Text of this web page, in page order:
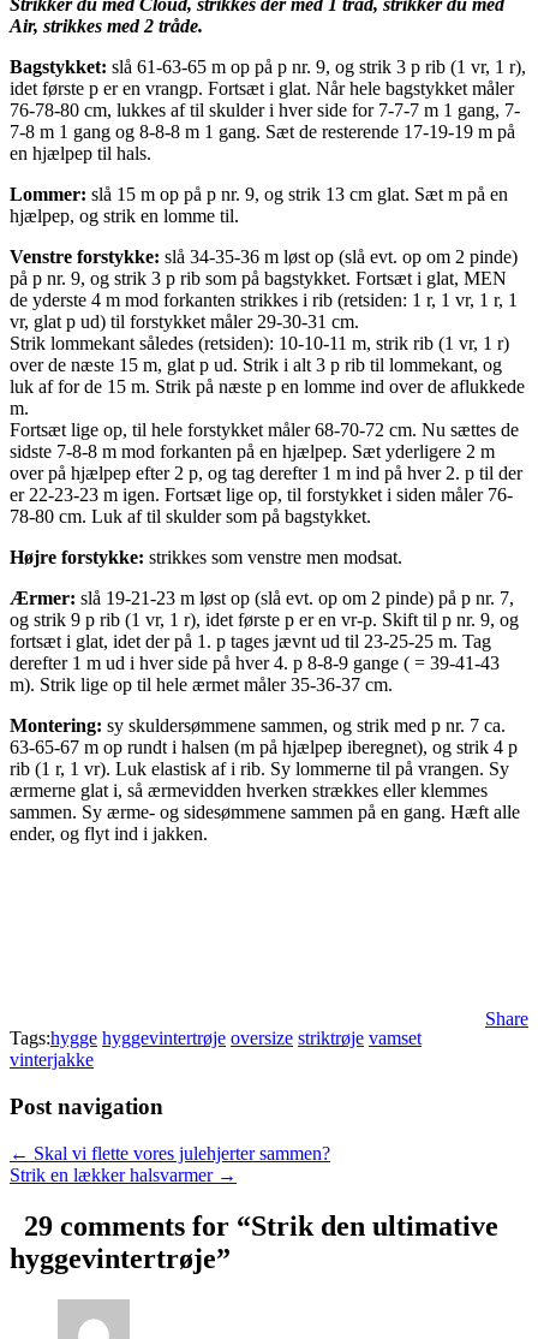
Strikker du med Cloud, strikkes der med 1 tråd, strikker du med
Air, strikkes med 2 tråde.
Bagstykket: slå 61-63-65 m op på p nr. 9, og strik 3 p rib (1 vr, 1 r),
idet første p er en vrangp. Fortsæt i glat. Når hele bagstykket måler
76-78-80 cm, lukkes af til skulder i hver side for 7-7-7 m 1 gang, 7-
7-8 m 1 gang og 8-8-8 m 1 gang. Sæt de resterende 17-19-19 m på
en hjælpep til hals.
Lommer: slå 15 m op på p nr. 9, og strik 13 cm glat. Sæt m på en
hjælpep, og strik en lomme til.
Venstre forstykke: slå 34-35-36 m løst op (slå evt. op om 2 pinde)
på p nr. 9, og strik 3 p rib som på bagstykket. Fortsæt i glat, MEN
de yderste 4 m mod forkanten strikkes i rib (retsiden: 1 r, 1 vr, 1 r, 1
vr, glat p ud) til forstykket måler 29-30-31 cm.
Strik lommekant således (retsiden): 10-10-11 m, strik rib (1 vr, 1 r)
over de næste 15 m, glat p ud. Strik i alt 3 p rib til lommekant, og
luk af for de 15 m. Strik på næste p en lomme ind over de aflukkede
m.
Fortsæt lige op, til hele forstykket måler 68-70-72 cm. Nu sættes de
sidste 7-8-8 m mod forkanten på en hjælpep. Sæt yderligere 2 m
over på hjælpep efter 2 p, og tag derefter 1 m ind på hver 2. p til der
er 22-23-23 m igen. Fortsæt lige op, til forstykket i siden måler 76-
78-80 cm. Luk af til skulder som på bagstykket.
Højre forstykke: strikkes som venstre men modsat.
Ærmer: slå 19-21-23 m løst op (slå evt. op om 2 pinde) på p nr. 7,
og strik 9 p rib (1 vr, 1 r), idet første p er en vr-p. Skift til p nr. 9, og
fortsæt i glat, idet der på 1. p tages jævnt ud til 23-25-25 m. Tag
derefter 1 m ud i hver side på hver 4. p 8-8-9 gange ( = 39-41-43
m). Strik lige op til hele ærmet måler 35-36-37 cm.
Montering: sy skuldersømmene sammen, og strik med p nr. 7 ca.
63-65-67 m op rundt i halsen (m på hjælpep iberegnet), og strik 4 p
rib (1 r, 1 vr). Luk elastisk af i rib. Sy lommerne til på vrangen. Sy
ærmerne glat i, så ærmevidden hverken strækkes eller klemmes
sammen. Sy ærme- og sidesømmene sammen på en gang. Hæft alle
ender, og flyt ind i jakken.
Share
Tags:hygge hyggevintertrøje oversize striktrøje vamset
vinterjakke
Post navigation
← Skal vi flette vores julehjerter sammen?
Strik en lækker halsvarmer →
29 comments for “Strik den ultimative
hyggevintertrøje”